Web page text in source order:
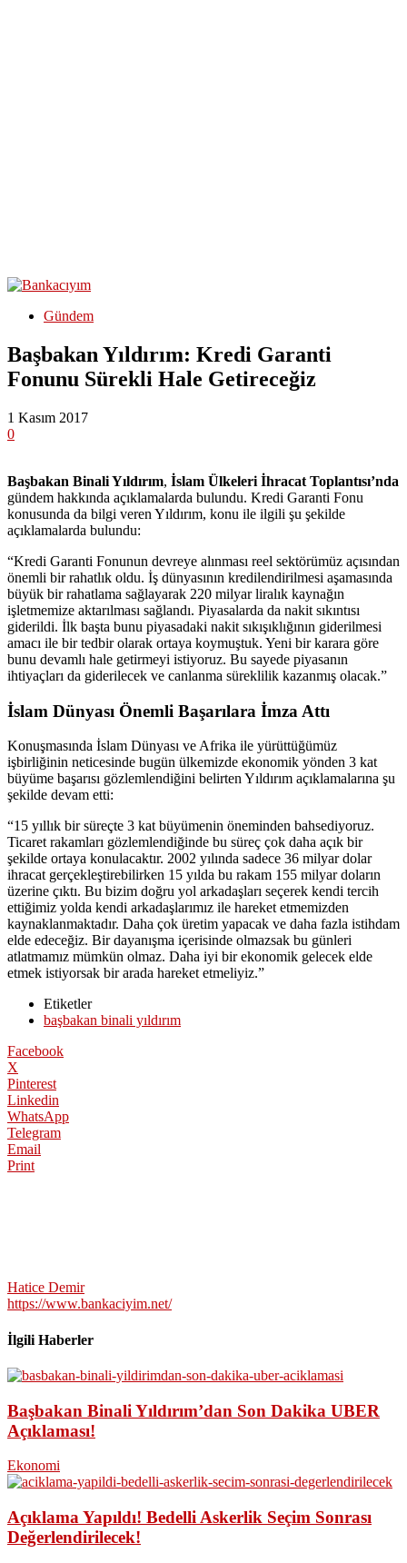
Gündem
Başbakan Yıldırım: Kredi Garanti
Fonunu Sürekli Hale Getireceğiz
1 Kasım 2017
0
Başbakan Binali Yıldırım, İslam Ülkeleri İhracat Toplantısı’nda
gündem hakkında açıklamalarda bulundu. Kredi Garanti Fonu
konusunda da bilgi veren Yıldırım, konu ile ilgili şu şekilde
açıklamalarda bulundu:
“Kredi Garanti Fonunun devreye alınması reel sektörümüz açısından
önemli bir rahatlık oldu. İş dünyasının kredilendirilmesi aşamasında
büyük bir rahatlama sağlayarak 220 milyar liralık kaynağın
işletmemize aktarılması sağlandı. Piyasalarda da nakit sıkıntısı
giderildi. İlk başta bunu piyasadaki nakit sıkışıklığının giderilmesi
amacı ile bir tedbir olarak ortaya koymuştuk. Yeni bir karara göre
bunu devamlı hale getirmeyi istiyoruz. Bu sayede piyasanın
ihtiyaçları da giderilecek ve canlanma süreklilik kazanmış olacak.”
İslam Dünyası Önemli Başarılara İmza Attı
Konuşmasında İslam Dünyası ve Afrika ile yürüttüğümüz
işbirliğinin neticesinde bugün ülkemizde ekonomik yönden 3 kat
büyüme başarısı gözlemlendiğini belirten Yıldırım açıklamalarına şu
şekilde devam etti:
“15 yıllık bir süreçte 3 kat büyümenin öneminden bahsediyoruz.
Ticaret rakamları gözlemlendiğinde bu süreç çok daha açık bir
şekilde ortaya konulacaktır. 2002 yılında sadece 36 milyar dolar
ihracat gerçekleştirebilirken 15 yılda bu rakam 155 milyar doların
üzerine çıktı. Bu bizim doğru yol arkadaşları seçerek kendi tercih
ettiğimiz yolda kendi arkadaşlarımız ile hareket etmemizden
kaynaklanmaktadır. Daha çok üretim yapacak ve daha fazla istihdam
elde edeceğiz. Bir dayanışma içerisinde olmazsak bu günleri
atlatmamız mümkün olmaz. Daha iyi bir ekonomik gelecek elde
etmek istiyorsak bir arada hareket etmeliyiz.”
Etiketler
başbakan binali yıldırım
Facebook
X
Pinterest
Linkedin
WhatsApp
Telegram
Email
Print
Hatice Demir
https://www.bankaciyim.net/
İlgili Haberler
Başbakan Binali Yıldırım’dan Son Dakika UBER
Açıklaması!
Ekonomi
Açıklama Yapıldı! Bedelli Askerlik Seçim Sonrası
Değerlendirilecek!